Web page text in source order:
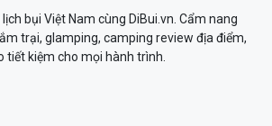
bụi Việt Nam cùng DiBui.vn. Cẩm nang
trại, glamping, camping review địa điểm,
tiết kiệm cho mọi hành trình.